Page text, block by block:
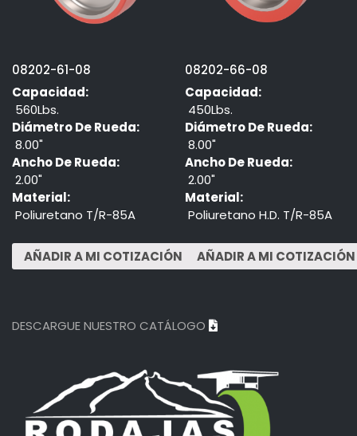
08202-61-08
Capacidad:
560Lbs.
Diámetro De Rueda:
8.00"
Ancho De Rueda:
2.00"
Material:
Poliuretano T/R-85A
08202-66-08
Capacidad:
450Lbs.
Diámetro De Rueda:
8.00"
Ancho De Rueda:
2.00"
Material:
Poliuretano H.D. T/R-85A
DESCARGUE NUESTRO CATÁLOGO